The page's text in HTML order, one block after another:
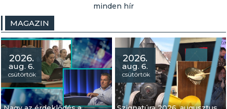
minden hír
MAGAZIN
2026.
aug. 6.
csütörtök
2026.
aug. 6.
csütörtök